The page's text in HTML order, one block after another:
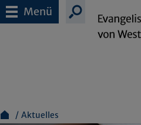
Menü
Aktuelles